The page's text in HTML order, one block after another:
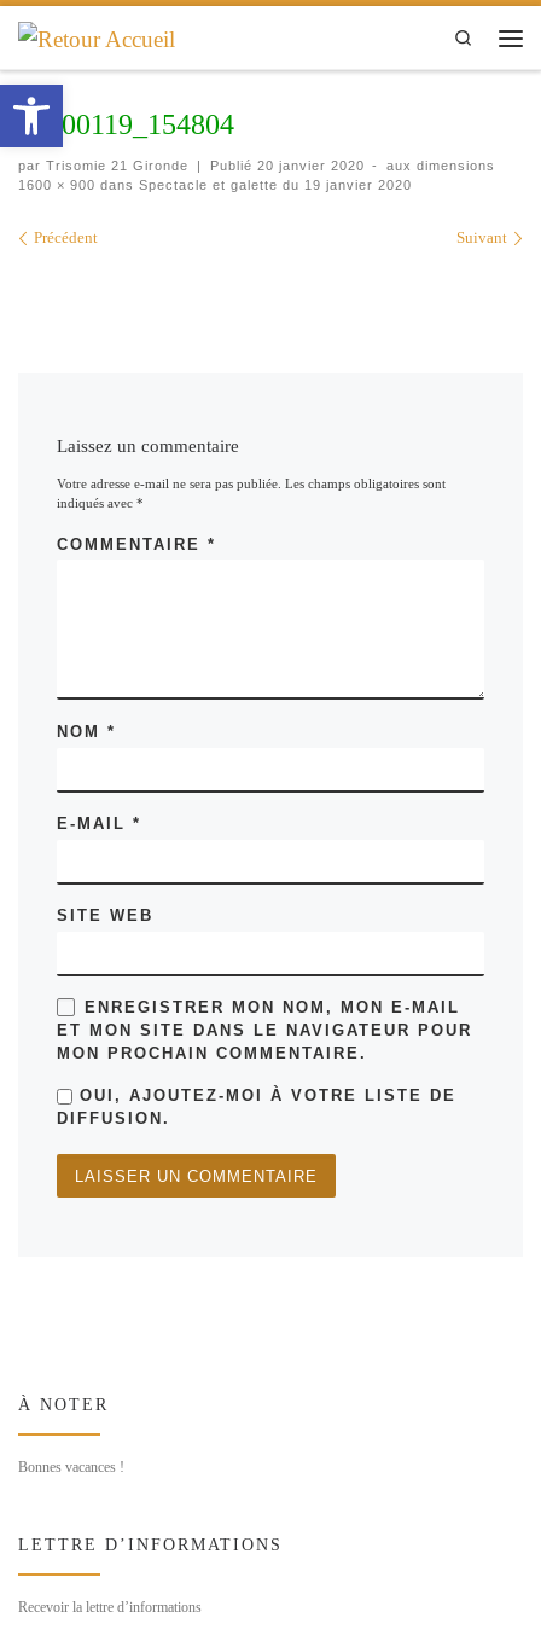
Passer au contenu
Search
20200119_154804
par Trisomie 21 Gironde | Publié 20 janvier 2020 -
aux dimensions
1600 × 900 dans Spectacle et galette du 19 janvier 2020
Navigation des images
Précédent Suivant
Laissez un commentaire
Votre adresse e-mail ne sera pas publiée. Les champs obligatoires sont
indiqués avec*
COMMENTAIRE*
NOM*
E-MAIL*
SITE WEB
ENREGISTRER MON NOM, MON E-MAIL
ET MON SITE DANS LE NAVIGATEUR POUR
MON PROCHAIN COMMENTAIRE.
OUI, AJOUTEZ-MOI À VOTRE LISTE DE
DIFFUSION.
À NOTER
Bonnes vacances !
LETTRE D’INFORMATIONS
Recevoir la lettre d’informations
Ouvrir la barre d’outils